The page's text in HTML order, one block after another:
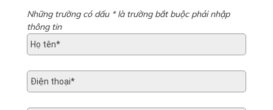
Những trường có dấu * là trường bắt buộc phải nhập
thông tin